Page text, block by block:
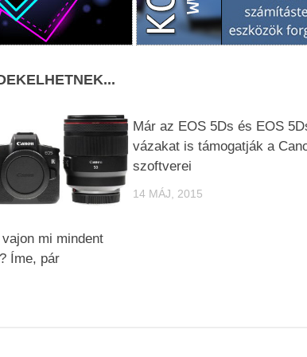
mi mindent
Íme, pár
Már az EOS 5Ds és EOS
vázakat is támogatják a
szoftverei
14 MÁJ, 2015